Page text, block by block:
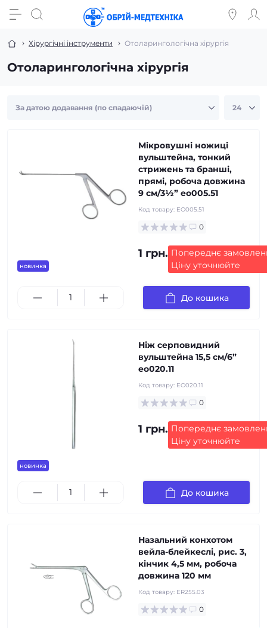
Хірургічні інструменти Отоларингологічна хірургія
Отоларингологічна хірургія
новинка
Мікровушні ножиці
вульштейна, тонкий
стрижень та бранші,
прямі, робоча довжина
9 см/3½” eo005.51
Код товару: EO005.51
0
1 грн. Попереднє
Ціну уточнюйте
До кошика
новинка
Ніж серповидний
вульштейна 15,5 см/6”
eo020.11
Код товару: EO020.11
0
1 грн. Попереднє
Ціну уточнюйте
До кошика
Назальний конхотом
вейла-блейкеслі, рис. 3,
кінчик 4,5 мм, робоча
довжина 120 мм
Код товару: ER255.03
0